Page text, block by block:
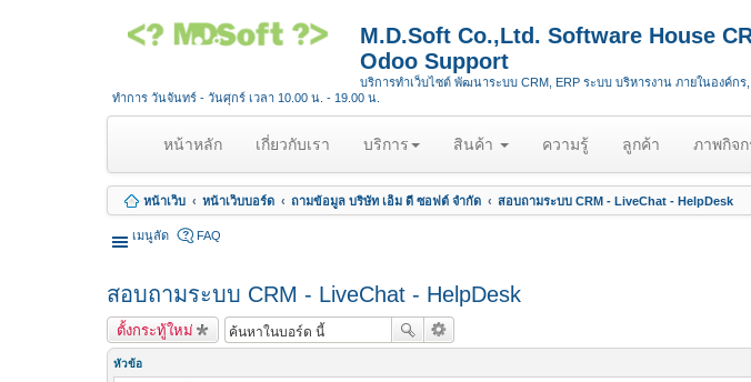
M.D.Soft Co.,Ltd. Software House
Odoo Support
บริการทำเว็บไซต์ พัฒนาระบบ CRM, ERP ระบบ บริหารงาน ภายในองค์ก
ทำการ วันจันทร์ - วันศุกร์ เวลา 10.00 น. - 19.00 น.
หน้าหลัก(
u
r
t
)
เกี่ยวกับเรา บริการ สินค้า ความรู้ ลูกค้า ภาพกิจ
หน้าเว็บ หน้าเว็บบอร์ด ถามข้อมูล บริษัท เอ็ม ดี ซอฟต์ จำกัด สอบถามระบบ CRM - LiveChat - HelpDesk
เมนูลัด FAQ
สอบถามระบบ CRM - LiveChat - HelpDesk
ตั้งกระทู้ใหม่
หัวข้อ